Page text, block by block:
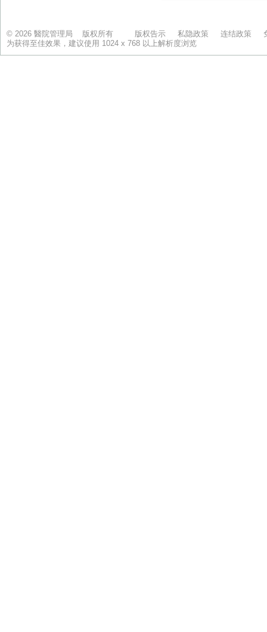
© 2026 醫院管理局 版权所有 版权告示 私隐政策 连结政策
为获得至佳效果，建议使用 1024 x 768 以上解析度浏览